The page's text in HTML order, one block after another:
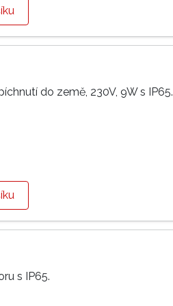
do země, 230V, 9W s IP65.
s IP65.